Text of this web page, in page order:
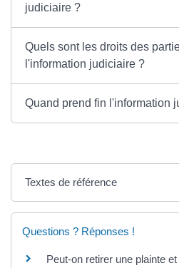
judiciaire ?
Quels sont les droits des
l'information judiciaire ?
Quand prend fin l'information
Textes de référence
Questions ? Réponses !
Peut-on retirer une plainte